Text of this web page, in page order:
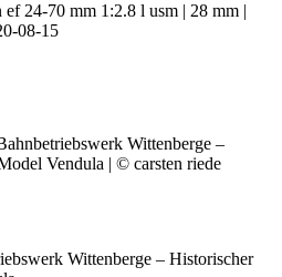
24-70 mm 1:2.8 l usm | 28 mm |
08-15
Wittenberge – Historischer